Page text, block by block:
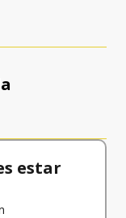
estar